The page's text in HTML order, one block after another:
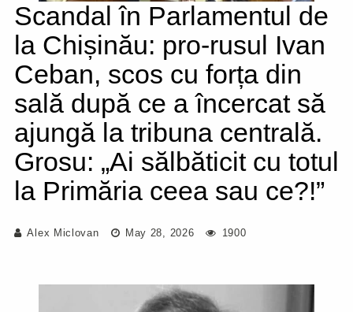
Scandal în Parlamentul de
la Chișinău: pro-rusul Ivan
Ceban, scos cu forța din
sală după ce a încercat să
ajungă la tribuna centrală.
Grosu: „Ai sălbăticit cu totul
la Primăria ceea sau ce?!”
Alex Miclovan May 28, 2026 1900